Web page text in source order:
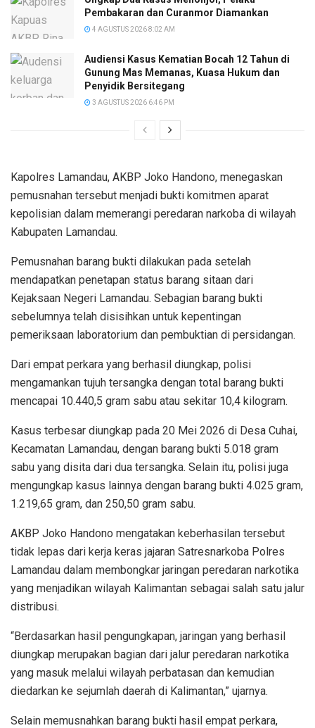
Pembakaran dan Curanmor Diamankan
4 AGUSTUS 2026 8:02 AM
Audiensi Kasus Kematian Bocah 12 Tahun di
Gunung Mas Memanas, Kuasa Hukum dan
Penyidik Bersitegang
3 AGUSTUS 2026 6:46 PM
Kapolres Lamandau, AKBP Joko Handono, menegaskan
pemusnahan tersebut menjadi bukti komitmen aparat
kepolisian dalam memerangi peredaran narkoba di wilayah
Kabupaten Lamandau.
Pemusnahan barang bukti dilakukan pada setelah
mendapatkan penetapan status barang sitaan dari
Kejaksaan Negeri Lamandau. Sebagian barang bukti
sebelumnya telah disisihkan untuk kepentingan
pemeriksaan laboratorium dan pembuktian di persidangan.
Dari empat perkara yang berhasil diungkap, polisi
mengamankan tujuh tersangka dengan total barang bukti
mencapai 10.440,5 gram sabu atau sekitar 10,4 kilogram.
Kasus terbesar diungkap pada 20 Mei 2026 di Desa Cuhai,
Kecamatan Lamandau, dengan barang bukti 5.018 gram
sabu yang disita dari dua tersangka. Selain itu, polisi juga
mengungkap kasus lainnya dengan barang bukti 4.025 gram,
1.219,65 gram, dan 250,50 gram sabu.
AKBP Joko Handono mengatakan keberhasilan tersebut
tidak lepas dari kerja keras jajaran Satresnarkoba Polres
Lamandau dalam membongkar jaringan peredaran narkotika
yang menjadikan wilayah Kalimantan sebagai salah satu jalur
distribusi.
“Berdasarkan hasil pengungkapan, jaringan yang berhasil
diungkap merupakan bagian dari jalur peredaran narkotika
yang masuk melalui wilayah perbatasan dan kemudian
diedarkan ke sejumlah daerah di Kalimantan,” ujarnya.
Selain memusnahkan barang bukti hasil empat perkara,